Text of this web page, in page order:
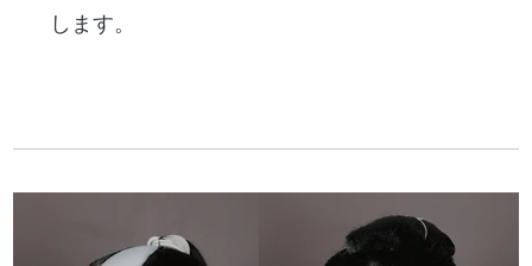
します。